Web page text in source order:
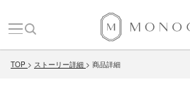
TOP ストーリー詳細 商品詳細